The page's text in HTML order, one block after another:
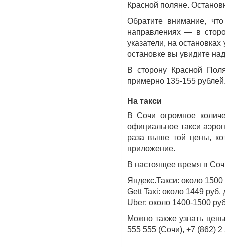
Красной поляне.
Обратите внимание,
направлениях — в
указатели, на
остановке вы увидите
В сторону Красной
примерно 135-155
На такси
В Сочи огромное
официальное такси
раза выше той цены,
приложение.
В настоящее время в
Яндекс.Такси: около
Gett Taxi: около 1449
Uber: около 1400-1500
Можно также узнать
555 555 (Сочи), +7 (862)